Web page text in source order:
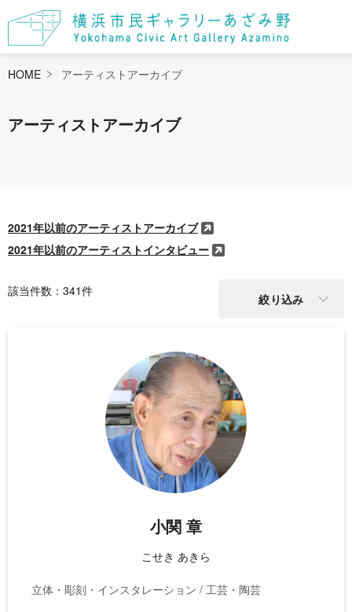
HOME アーティストアーカイブ
アーティストアーカイブ
2021年以前のアーティストアーカイブ
2021年以前のアーティストインタビュー
絞り込み
該当件数： 341件
小関 章
こせき あきら
立体・彫刻・インスタレーション / 工芸・陶芸